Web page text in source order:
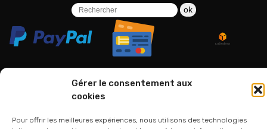
Gérer le consentement aux
cookies
Pour offrir les meilleures expériences, nous utilisons des technologies
ok
01 75 33 00 85